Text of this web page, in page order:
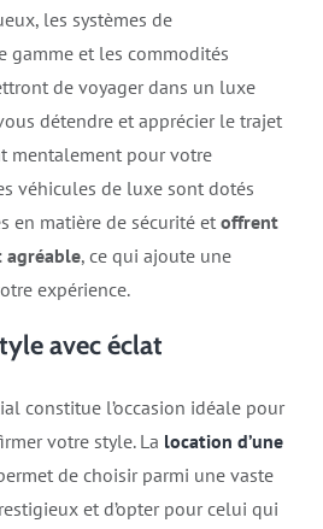
les systèmes de
gamme et les commodités
de voyager dans un luxe
détendre et apprécier le trajet
mentalement pour votre
véhicules de luxe sont dotés
en matière de sécurité et offrent
agréable, ce qui ajoute une
expérience.
avec éclat
constitue l’occasion idéale pour
votre style. La location d’une
de choisir parmi une vaste
et d’opter pour celui qui